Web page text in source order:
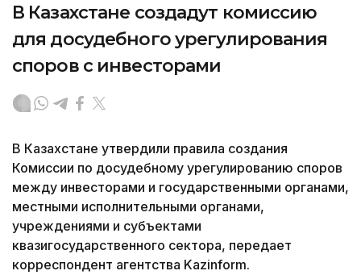
В Казахстане создадут комиссию
для досудебного урегулирования
споров с инвесторами
В Казахстане утвердили правила создания
Комиссии по досудебному урегулированию споров
между инвесторами и государственными органами,
местными исполнительными органами,
учреждениями и субъектами
квазигосударственного сектора, передает
корреспондент агентства Kazinform.